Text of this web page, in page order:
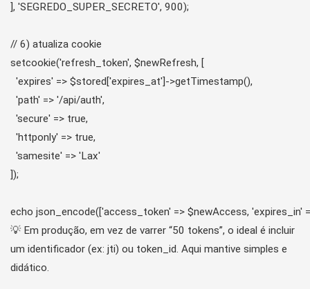
], 'SEGREDO_SUPER_SECRETO', 900);
// 6) atualiza cookie
setcookie('refresh_token', $newRefresh, [
  'expires' => $stored['expires_at']->getTimestamp(),
  'path' => '/api/auth',
  'secure' => true,
  'httponly' => true,
  'samesite' => 'Lax'
]);
💡 Em produção, em vez de varrer “50 tokens”, o ideal é incluir
um identificador (ex: jti) ou token_id. Aqui mantive simples e
didático.